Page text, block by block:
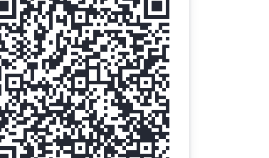
Gethemall (HK) Ltd
電話 | +852-35719437
電郵 | order@gtm.hk
Whatsapp |+852-63006144 /+852-98285740
Whatsapp 星期一至六 辦公時間 - 10:00至16:30
按此了解 旺角總店地址及營業時間
星期三 及 公眾假期 - 休息